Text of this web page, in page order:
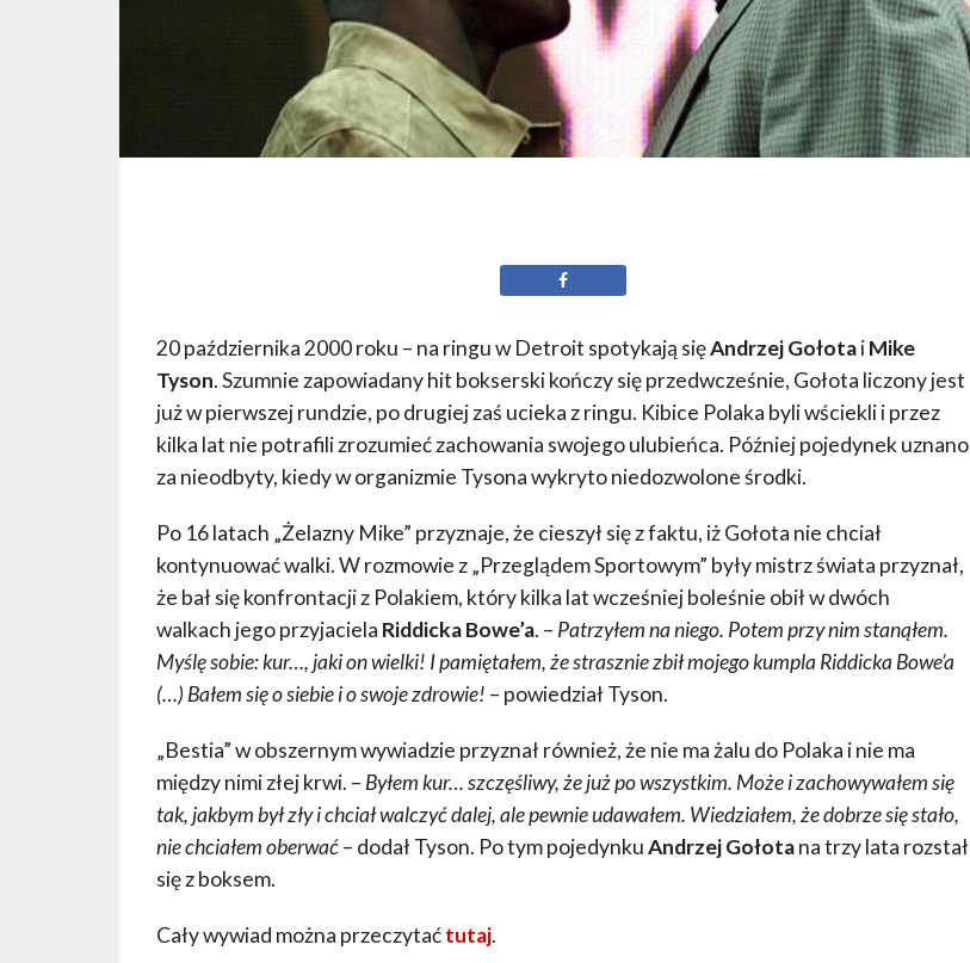
20 października 2000 roku – na ringu w Detroit spotykają sięAndrzej GołotaiMike
Tyson. Szumnie zapowiadany hit bokserski kończy się przedwcześnie, Gołota liczony jest
już w pierwszej rundzie, po drugiej zaś ucieka z ringu. Kibice Polaka byli wściekli i przez
kilka lat nie potrafili zrozumieć zachowania swojego ulubieńca. Później pojedynek uznano
za nieodbyty, kiedy w organizmie Tysona wykryto niedozwolone środki.
Po 16 latach „Żelazny Mike” przyznaje, że cieszył się z faktu, iż Gołota nie chciał
kontynuować walki. W rozmowie z „Przeglądem Sportowym” były mistrz świata przyznał,
że bał się konfrontacji z Polakiem, który kilka lat wcześniej boleśnie obił w dwóch
walkach jego przyjaciela Riddicka Bowe’a. – Patrzyłem na niego. Potem przy nim stanąłem.
Myślę sobie: kur…, jaki on wielki! I pamiętałem, że strasznie zbił mojego kumpla Riddicka Bowe’a
(…) Bałem się o siebie i o swoje zdrowie! – powiedział Tyson.
„Bestia” w obszernym wywiadzie przyznał również, że nie ma żalu do Polaka i nie ma
między nimi złej krwi. – Byłem kur… szczęśliwy, że już po wszystkim. Może i zachowywałem się
tak, jakbym był zły i chciał walczyć dalej, ale pewnie udawałem. Wiedziałem, że dobrze się stało,
nie chciałem oberwać– dodał Tyson. Po tym pojedynkuAndrzej Gołotana trzy lata rozstał
się z boksem.
Cały wywiad można przeczytaćtutaj.